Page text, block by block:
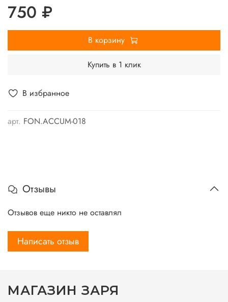
В избранное
арт. FON.ACCUM-018
750 ₽
В корзину
Купить в 1 клик
Отзывы
Отзывов еще никто не оставлял
Написать отзыв
МАГАЗИН ЗАРЯ